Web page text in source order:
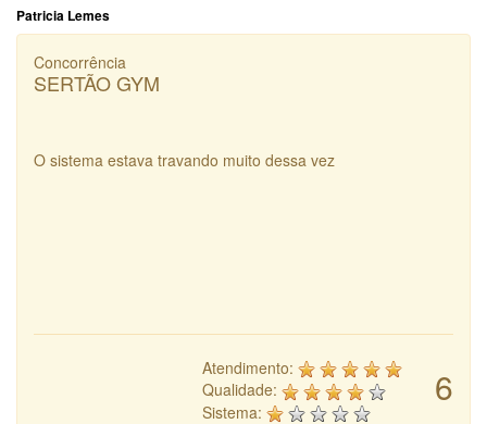
Patricia Lemes
Concorrência
SERTÃO GYM
O sistema estava travando muito dessa vez
6
Atendimento:
Qualidade:
Sistema: